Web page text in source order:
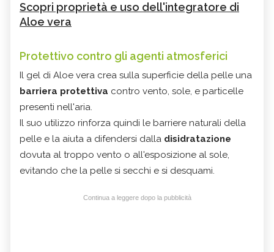
Scopri proprietà e uso dell'integratore di
Aloe vera
Protettivo contro gli agenti atmosferici
Il gel di Aloe vera crea sulla superficie della pelle una
barriera protettiva contro vento, sole, e particelle
presenti nell'aria.
Il suo utilizzo rinforza quindi le barriere naturali della
pelle e la aiuta a difendersi dalla disidratazione
dovuta al troppo vento o all'esposizione al sole,
evitando che la pelle si secchi e si desquami.
Continua a leggere dopo la pubblicità